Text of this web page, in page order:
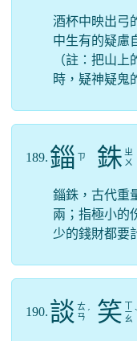
酒杯中映出弓
中生有的疑慮
（註：把山
時，疑神疑鬼
189. 錙 ㄗ 銖 ㄓ
ㄨ
錙銖，古代重
兩；指極小的
少的錢財都要
190. 談 ㄊ
ㄢ ˊ 笑 ㄧ
ㄠ
ˋ